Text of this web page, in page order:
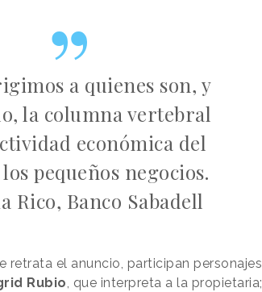
a quienes son, y
la columna vertebral
económica del
pequeños negocios.
Rico, Banco Sabadell
retrata el anuncio, participan personajes
Rubio, que interpreta a la propietaria;